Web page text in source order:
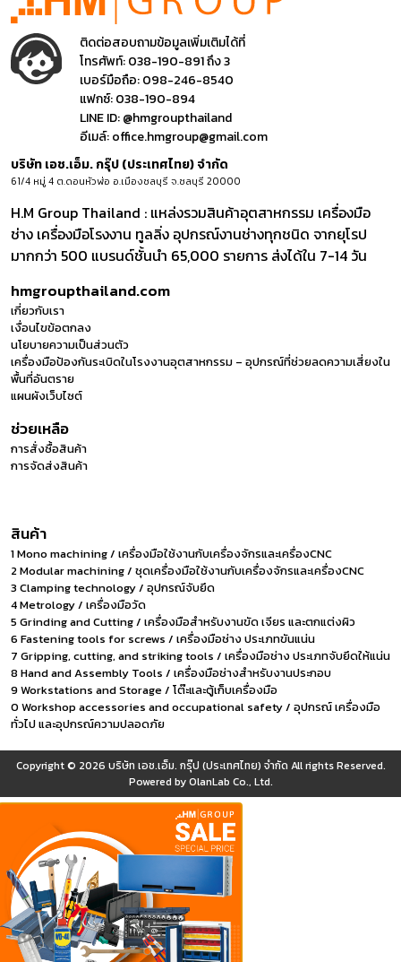
ติดต่อสอบถามข้อมูลเพิ่มเติมได้ที่
โทรศัพท์:038-190-891 ถึง 3
เบอร์มือถือ:098-246-8540
แฟกซ์:038-190-894
LINE ID:@hmgroupthailand
อีเมล์:office.hmgroup@gmail.com
บริษัท เอช.เอ็ม. กรุ๊ป (ประเทศไทย) จำกัด
61/4 หมู่ 4 ต.ดอนหัวฬ่อ อ.เมืองชลบุรี จ.ชลบุรี 20000
H.M Group Thailand : แหล่งรวมสินค้าอุตสาหกรรม เครื่องมือ
ช่าง เครื่องมือโรงงาน ทูลลิ่ง อุปกรณ์งานช่างทุกชนิด จากยุโรป
มากกว่า 500 แบรนด์ชั้นนำ 65,000 รายการ ส่งได้ใน 7-14 วัน
hmgroupthailand.com
เกี่ยวกับเรา
เงื่อนไขข้อตกลง
นโยบายความเป็นส่วนตัว
เครื่องมือป้องกันระเบิดในโรงงานอุตสาหกรรม – อุปกรณ์ที่ช่วยลดความเสี่ยงใน
พื้นที่อันตราย
แผนผังเว็บไซต์
ช่วยเหลือ
การสั่งซื้อสินค้า
การจัดส่งสินค้า
สินค้า
1 Mono machining / เครื่องมือใช้งานกับเครื่องจักรและเครื่องCNC
2 Modular machining / ชุดเครื่องมือใช้งานกับเครื่องจักรและเครื่องCNC
3 Clamping technology / อุปกรณ์จับยึด
4 Metrology / เครื่องมือวัด
5 Grinding and Cutting / เครื่องมือสำหรับงานขัด เจียร และตกแต่งผิว
6 Fastening tools for screws / เครื่องมือช่าง ประเภทขันแน่น
7 Gripping, cutting, and striking tools / เครื่องมือช่าง ประเภทจับยึดให้แน่น
8 Hand and Assembly Tools / เครื่องมือช่างสำหรับงานประกอบ
9 Workstations and Storage / โต๊ะและตู้เก็บเครื่องมือ
0 Workshop accessories and occupational safety / อุปกรณ์ เครื่องมือ
ทั่วไป และอุปกรณ์ความปลอดภัย
Copyright © 2026 บริษัท เอช.เอ็ม. กรุ๊ป (ประเทศไทย) จำกัด All rights Reserved.
Powered byOlanLab Co., Ltd.